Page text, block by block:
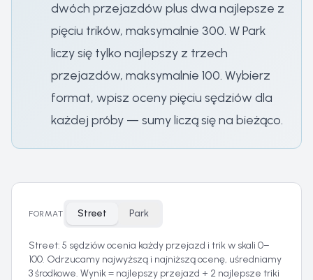
dwóch przejazdów plus dwa najlepsze z
pięciu trików, maksymalnie 300. W Park
liczy się tylko najlepszy z trzech
przejazdów, maksymalnie 100. Wybierz
format, wpisz oceny pięciu sędziów dla
każdej próby — sumy liczą się na bieżąco.
FORMAT Street Park
Street: 5 sędziów ocenia każdy przejazd i trik w skali 0–
100. Odrzucamy najwyższą i najniższą ocenę, uśredniamy
3 środkowe. Wynik = najlepszy przejazd + 2 najlepsze triki